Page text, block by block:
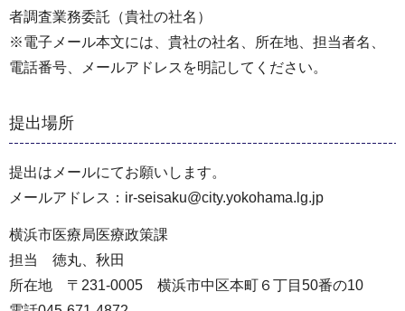
者調査業務委託（貴社の社名）
※電子メール本文には、貴社の社名、所在地、担当者名、
電話番号、メールアドレスを明記してください。
提出場所
提出はメールにてお願いします。
メールアドレス：ir-seisaku@city.yokohama.lg.jp
横浜市医療局医療政策課
担当 徳丸、秋田
所在地 〒231-0005 横浜市中区本町６丁目50番の10